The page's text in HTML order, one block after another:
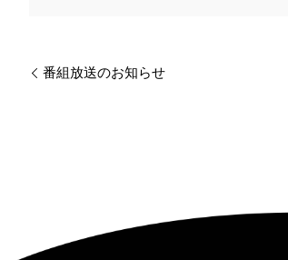
番組放送のお知らせ